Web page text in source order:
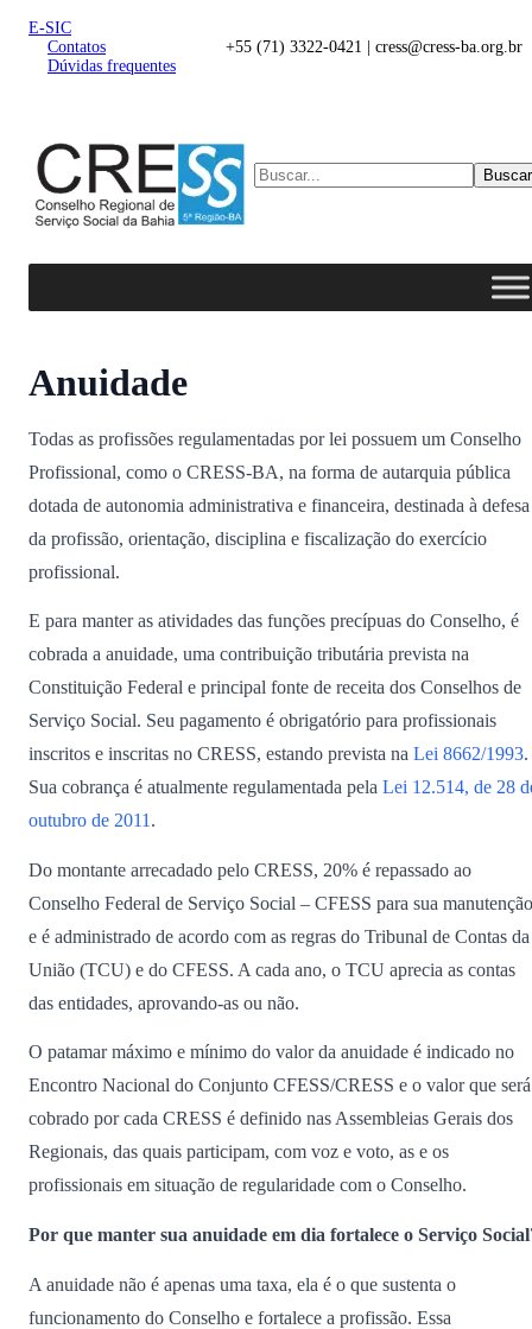
E-SIC
Contatos
Dúvidas frequentes
+55 (71) 3322-0421 | cress@cress-ba.org.br
Buscar
Anuidade
Todas as profissões regulamentadas por lei possuem um Conselho
Profissional, como o CRESS-BA, na forma de autarquia pública
dotada de autonomia administrativa e financeira, destinada à defesa
da profissão, orientação, disciplina e fiscalização do exercício
profissional.
E para manter as atividades das funções precípuas do Conselho, é
cobrada a anuidade, uma contribuição tributária prevista na
Constituição Federal e principal fonte de receita dos Conselhos de
Serviço Social. Seu pagamento é obrigatório para profissionais
inscritos e inscritas no CRESS, estando prevista na Lei 8662/1993.
Sua cobrança é atualmente regulamentada pela Lei 12.514, de 28
outubro de 2011 .
Do montante arrecadado pelo CRESS, 20% é repassado ao
Conselho Federal de Serviço Social – CFESS para sua manutenção
e é administrado de acordo com as regras do Tribunal de Contas da
União (TCU) e do CFESS. A cada ano, o TCU aprecia as contas
das entidades, aprovando-as ou não.
O patamar máximo e mínimo do valor da anuidade é indicado no
Encontro Nacional do Conjunto CFESS/CRESS e o valor que será
cobrado por cada CRESS é definido nas Assembleias Gerais dos
Regionais, das quais participam, com voz e voto, as e os
profissionais em situação de regularidade com o Conselho.
Por que manter sua anuidade em dia fortalece o Serviço
A anuidade não é apenas uma taxa, ela é o que sustenta o
funcionamento do Conselho e fortalece a profissão. Essa